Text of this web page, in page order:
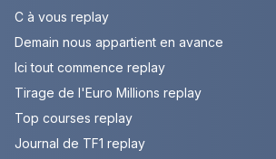
C à vous replay
Demain nous appartient en avance
Ici tout commence replay
Tirage de l'Euro Millions replay
Top courses replay
Journal de TF1 replay